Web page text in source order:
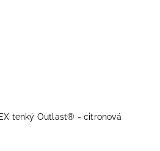
tenký Outlast® - citronová